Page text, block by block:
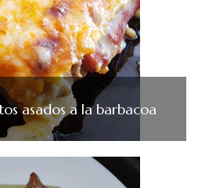
asados a la barbacoa